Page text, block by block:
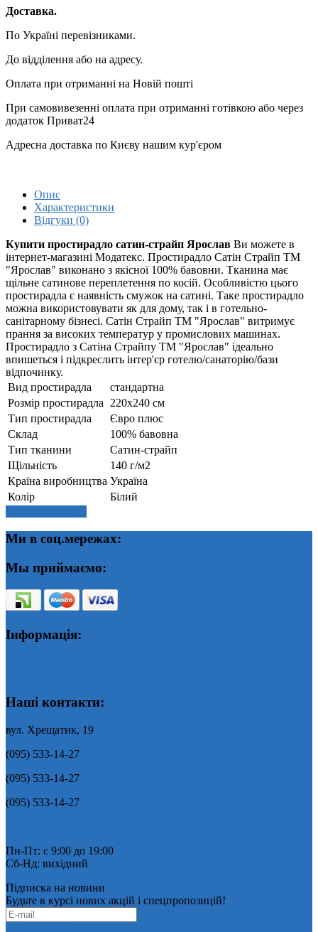
Доставка.
По Україні перевізниками.
До відділення або на адресу.
Оплата при отриманні на Новій пошті
При самовивезенні оплата при отриманні готівкою або через
додаток Приват24
Адресна доставка по Києву нашим кур'єром
Опис
Характеристики
Відгуки (0)
Купити простирадло сатин-страйп Ярослав Ви можете в
інтернет-магазині Модатекс. Простирадло Сатін Страйп ТМ
"Ярослав" виконано з якісної 100% бавовни. Тканина має
щільне сатинове переплетення по косій. Особливістю цього
простирадла є наявність смужок на сатині. Таке простирадло
можна використовувати як для дому, так і в готельно-
санітарному бізнесі. Сатін Страйп ТМ "Ярослав" витримує
прання за високих температур у промислових машинах.
Простирадло з Сатіна Страйпу ТМ "Ярослав" ідеально
впишеться і підкреслить інтер'єр готелю/санаторію/бази
відпочинку.
Вид простирадла
стандартна
Розмір простирадла
220х240 см
Тип простирадла
Євро плюс
Склад
100% бавовна
Тип тканини
Сатин-страйп
Щільність
140 г/м2
Країна виробництва Україна
Колір
Білий
Ми в соц.мережах:
Мы приймаємо:
Інформація:
Наші контакти:
вул. Хрещатик, 19
(095) 533-14-27
(095) 533-14-27
(095) 533-14-27
Пн-Пт: с 9:00 до 19:00
Сб-Нд: вихідний
Підписка на новини
Будьте в курсі нових акцій і спецпропозицій!